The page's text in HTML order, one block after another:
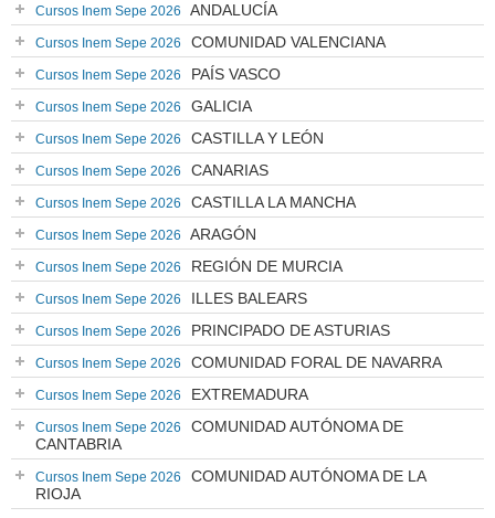
Cursos Inem Sepe 2026 ANDALUCÍA
Cursos Inem Sepe 2026 COMUNIDAD VALENCIANA
Cursos Inem Sepe 2026 PAÍS VASCO
Cursos Inem Sepe 2026 GALICIA
Cursos Inem Sepe 2026 CASTILLA Y LEÓN
Cursos Inem Sepe 2026 CANARIAS
Cursos Inem Sepe 2026 CASTILLA LA MANCHA
Cursos Inem Sepe 2026 ARAGÓN
Cursos Inem Sepe 2026 REGIÓN DE MURCIA
Cursos Inem Sepe 2026 ILLES BALEARS
Cursos Inem Sepe 2026 PRINCIPADO DE ASTURIAS
Cursos Inem Sepe 2026 COMUNIDAD FORAL DE NAVARRA
Cursos Inem Sepe 2026 EXTREMADURA
Cursos Inem Sepe 2026
COMUNIDAD AUTÓNOMA DE
CANTABRIA
Cursos Inem Sepe 2026
COMUNIDAD AUTÓNOMA DE LA
RIOJA